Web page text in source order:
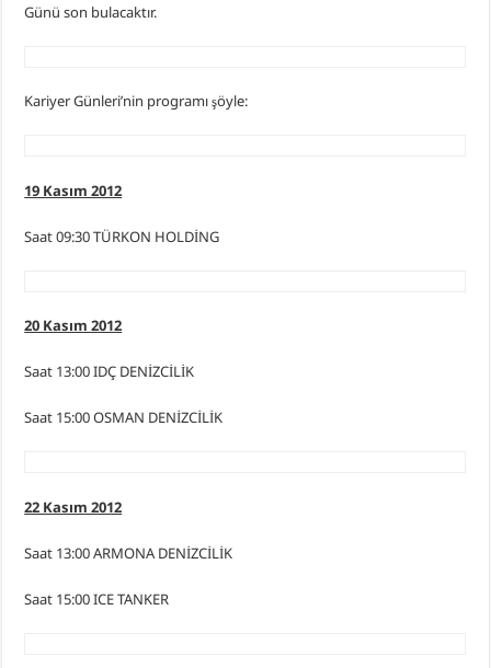
Günü son bulacaktır.
Kariyer Günleri’nin programı şöyle:
19 Kasım 2012
Saat 09:30 TÜRKON HOLDİNG
20 Kasım 2012
Saat 13:00 IDÇ DENİZCİLİK
Saat 15:00 OSMAN DENİZCİLİK
22 Kasım 2012
Saat 13:00 ARMONA DENİZCİLİK
Saat 15:00 ICE TANKER